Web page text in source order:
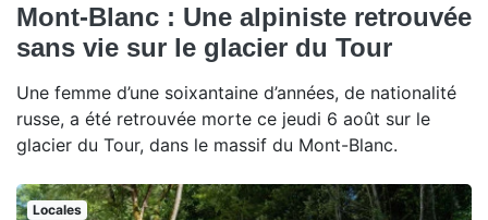
Mont-Blanc : Une alpiniste retrouvée
sans vie sur le glacier du Tour
Une femme d’une soixantaine d’années, de nationalité
russe, a été retrouvée morte ce jeudi 6 août sur le
glacier du Tour, dans le massif du Mont-Blanc.
Locales